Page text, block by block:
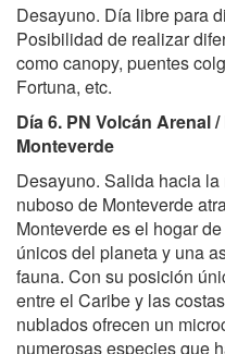
Desayuno. Día libre para
Posibilidad de realizar
como canopy, puentes
Fortuna, etc.
Día 6. PN Volcán Arenal
Monteverde
Desayuno. Salida hacia
nuboso de Monteverde
Monteverde es el hogar
únicos del planeta y una
fauna. Con su posición
entre el Caribe y las
nublados ofrecen un
numerosas especies que